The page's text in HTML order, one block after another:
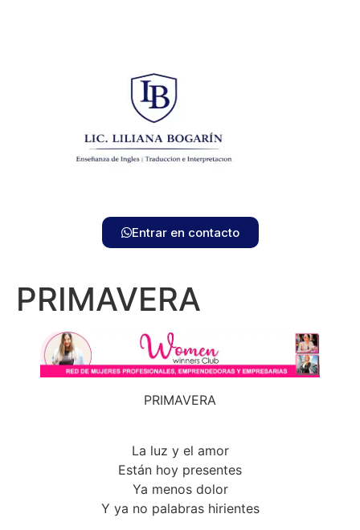
Entrar en contacto
PRIMAVERA
PRIMAVERA
La luz y el amor
Están hoy presentes
Ya menos dolor
Y ya no palabras hirientes